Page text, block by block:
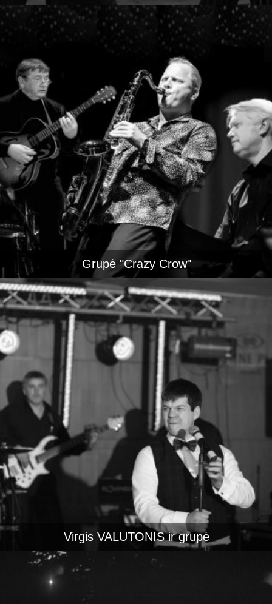
Grupė "Crazy Crow"
Virgis VALUTONIS ir grupė